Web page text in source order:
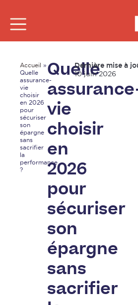
Accueil »
Quelle
assurance-
vie
choisir
en 2026
pour
sécuriser
son
épargne
sans
sacrifier
la
performance
?
Quelle
vie
choisir
en
2026
pour
sécuriser
son
épargne
sans
sacrifier
Dernière mise à
10 juin 2026